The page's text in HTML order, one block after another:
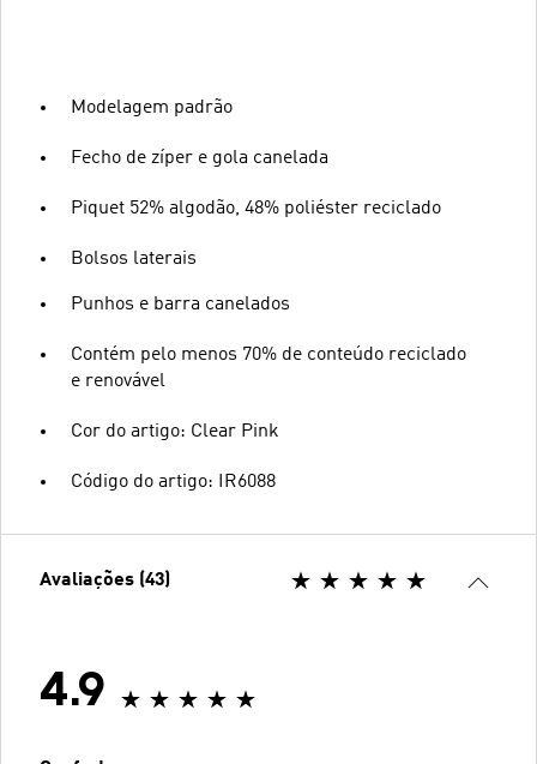
Modelagem padrão
Fecho de zíper e gola canelada
Piquet 52% algodão, 48% poliéster reciclado
Bolsos laterais
Punhos e barra canelados
Contém pelo menos 70% de conteúdo reciclado
e renovável
Cor do artigo: Clear Pink
Código do artigo: IR6088
Avaliações (43)
4.9